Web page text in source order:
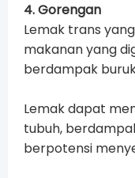
4. Gorengan
Lemak trans
makanan yang
berdampak
Lemak dapat
tubuh,
berpotensi